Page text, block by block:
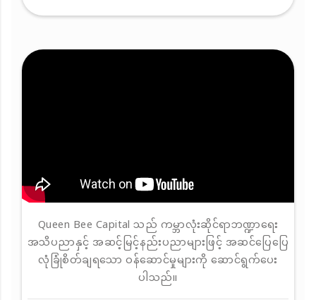
Queen Bee Capital သည် ကမ္ဘာလုံးဆိုင်ရာဘဏ္ဍာရေး
အသိပညာနှင့် အဆင့်မြင့်နည်းပညာများဖြင့် အဆင်ပြေပြေ
လုံခြုံစိတ်ချရသော ဝန်ဆောင်မှုများကို ဆောင်ရွက်ပေး
ပါသည်။